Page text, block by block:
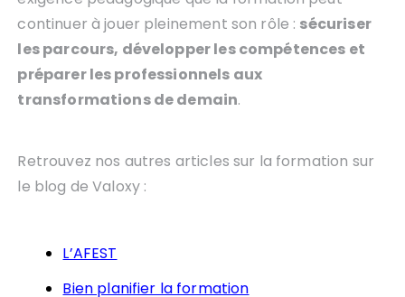
continuer à jouer pleinement son rôle : sécuriser
les parcours, développer les compétences et
préparer les professionnels aux
transformations de demain.
Retrouvez nos autres articles sur la formation sur
le blog de Valoxy :
L’AFEST
Bien planifier la formation